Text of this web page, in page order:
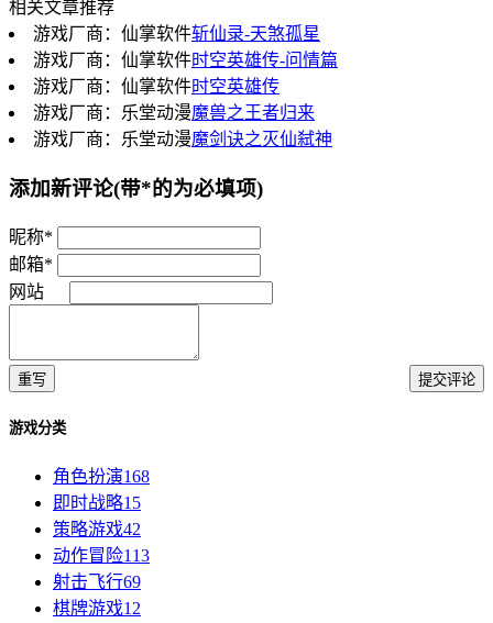
相关文章推荐
游戏厂商：仙掌软件斩仙录-天煞孤星
游戏厂商：仙掌软件时空英雄传-问情篇
游戏厂商：仙掌软件时空英雄传
游戏厂商：乐堂动漫魔兽之王者归来
游戏厂商：乐堂动漫魔剑诀之灭仙弑神
添加新评论(带*的为必填项)
昵称*
邮箱*
网站
重写 提交评论
游戏分类
角色扮演168
即时战略15
策略游戏42
动作冒险113
射击飞行69
棋牌游戏12